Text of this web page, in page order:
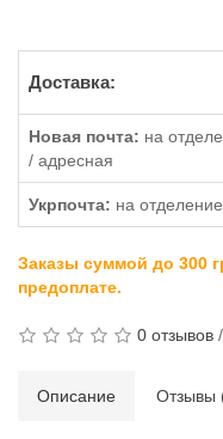
Доставка:
Новая почта: на
/ адресная
Укрпочта: на отделение
Заказы суммой до 300
предоплате.
0 отзывов /
Описание Отзывы